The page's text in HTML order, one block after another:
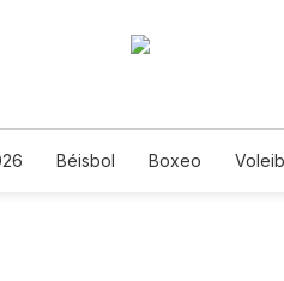
Béisbol Boxeo